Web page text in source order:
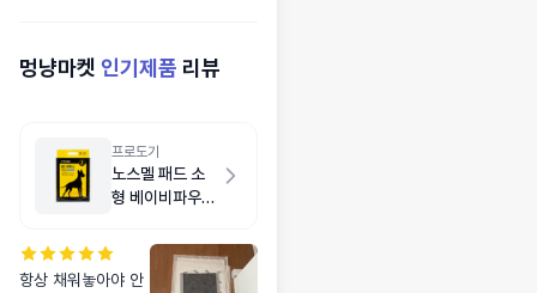
멍냥마켓 인기제품 리뷰
프로도기
노스멜 패드 소
형 베이비파우더
항상 채워놓아야 안